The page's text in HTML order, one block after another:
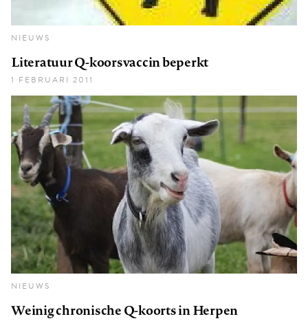
NIEUWS
Literatuur Q-koorsvaccin beperkt
1 FEBRUARI 2011
NIEUWS
Weinig chronische Q-koorts in Herpen